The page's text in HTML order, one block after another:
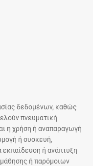
δεδομένων, καθώς
πνευματική
η χρήση ή αναπαραγωγή
ή συσκευή,
εκπαίδευση ή ανάπτυξη
ή παρόμοιων